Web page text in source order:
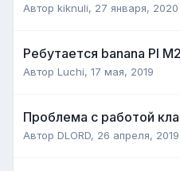
Автор kiknuli, 27 января, 2020
Ребутается banana PI
Автор Luchi, 17 мая, 2019
Проблема с работой
Автор DLORD, 26 апреля, 2019